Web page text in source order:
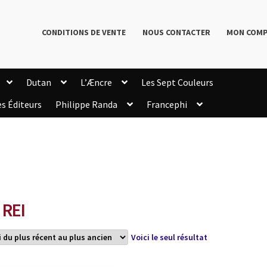
CONDITIONS DE VENTE NOUS CONTACTER MON
Dutan L’Æncre
Les Sept Couleurs
Éditeurs Philippe Randa
Francephi
Voici le seul résultat